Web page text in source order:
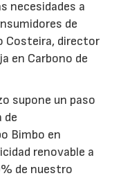
necesidades a
de
Costeira, director
en Carbono de
supone un paso
de
Bimbo en
renovable a
de nuestro